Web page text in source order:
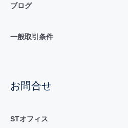
ブログ
一般取引条件
お問合せ
STオフィス